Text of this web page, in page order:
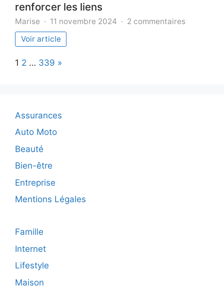
renforcer les liens
Marise 11 novembre 2024 2 commentaires
Voir article
Page:
1 2 … 339 Next
»
Assurances
Auto Moto
Beauté
Bien-être
Entreprise
Mentions Légales
Famille
Internet
Lifestyle
Maison